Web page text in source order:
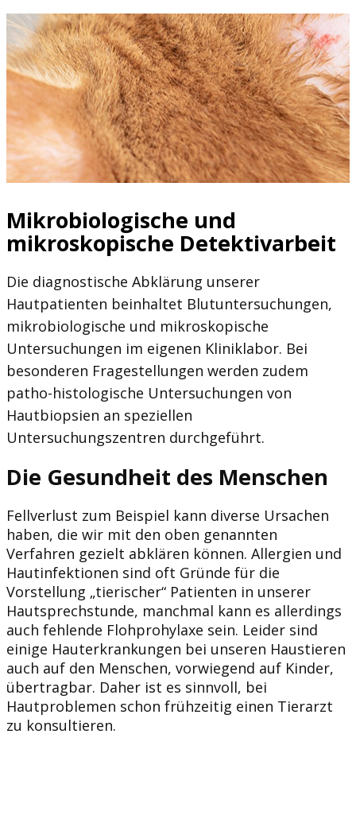
Mikrobiologische und
mikroskopische Detektivarbeit
Die diagnostische Abklärung unserer
Hautpatienten beinhaltet Blutuntersuchungen,
mikrobiologische und mikroskopische
Untersuchungen im eigenen Kliniklabor. Bei
besonderen Fragestellungen werden zudem
patho-histologische Untersuchungen von
Hautbiopsien an speziellen
Untersuchungszentren durchgeführt.
Die Gesundheit des Menschen
Fellverlust zum Beispiel kann diverse Ursachen
haben, die wir mit den oben genannten
Verfahren gezielt abklären können. Allergien und
Hautinfektionen sind oft Gründe für die
Vorstellung „tierischer“ Patienten in unserer
Hautsprechstunde, manchmal kann es allerdings
auch fehlende Flohprohylaxe sein. Leider sind
einige Hauterkrankungen bei unseren Haustieren
auch auf den Menschen, vorwiegend auf Kinder,
übertragbar. Daher ist es sinnvoll, bei
Hautproblemen schon frühzeitig einen Tierarzt
zu konsultieren.